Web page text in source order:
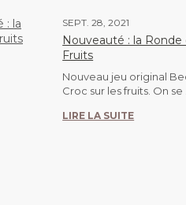
SEPT. 28, 2021
Nouveauté : la Ronde
Fruits
Nouveau jeu original
Croc sur les fruits. On se ...
LIRE LA SUITE